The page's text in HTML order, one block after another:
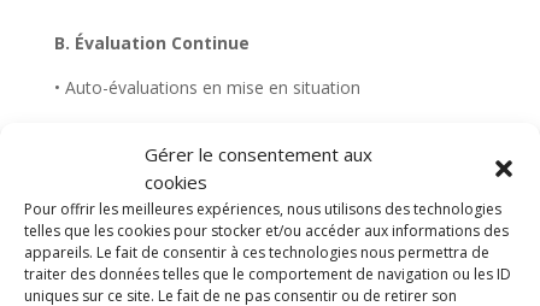
Gérer le consentement aux
cookies
Pour offrir les meilleures expériences, nous utilisons des technologies
telles que les cookies pour stocker et/ou accéder aux informations des
appareils. Le fait de consentir à ces technologies nous permettra de
traiter des données telles que le comportement de navigation ou les ID
uniques sur ce site. Le fait de ne pas consentir ou de retirer son
B. Évaluation Continue
• Auto-évaluations en mise en situation
Exercices pratiques (simulation de cours)
C. Évaluation Finale